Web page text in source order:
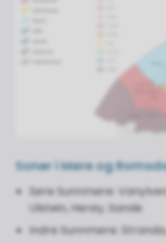
Soner i Møre og
Søre Sunnmøre:
Ulstein, Herøy, Sande
Indre Sunnmøre: